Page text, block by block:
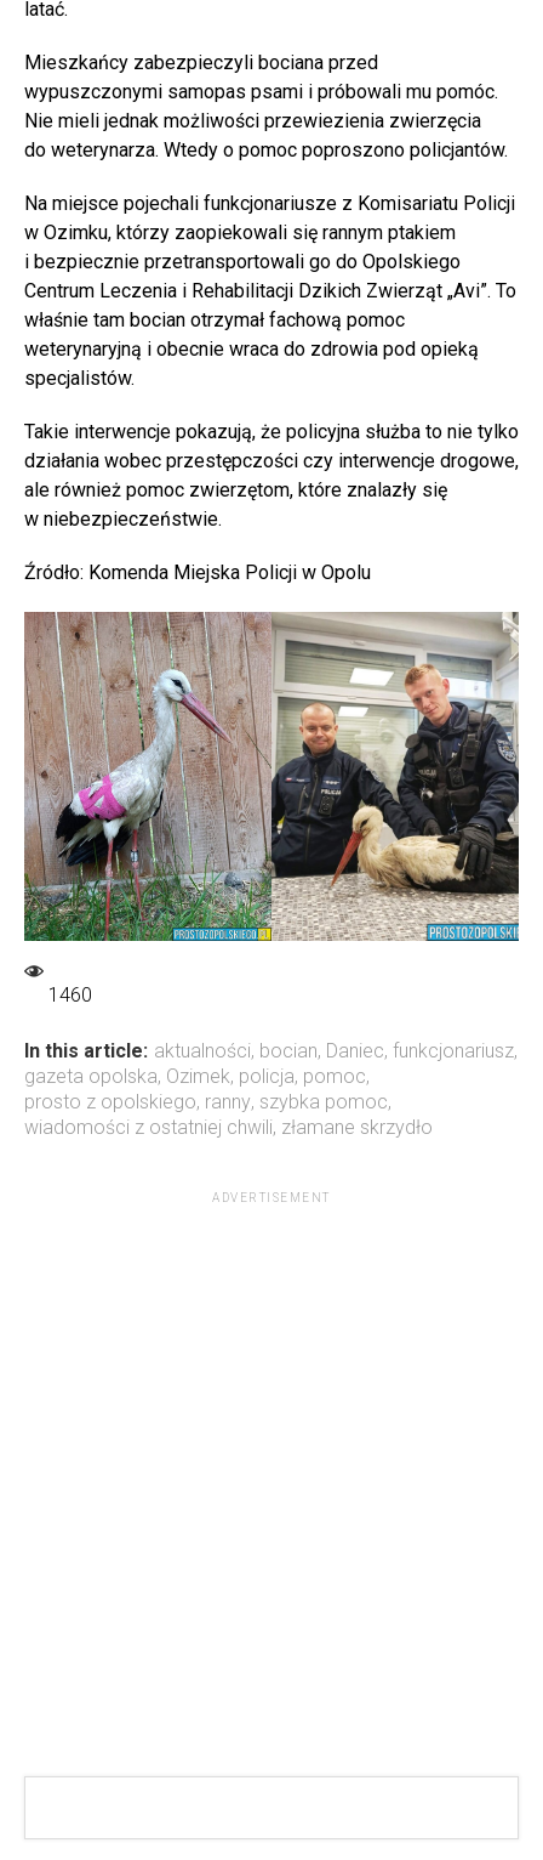
latać.
Mieszkańcy zabezpieczyli bociana przed
wypuszczonymi samopas psami i próbowali mu pomóc.
Nie mieli jednak możliwości przewiezienia zwierzęcia
do weterynarza. Wtedy o pomoc poproszono policjantów.
Na miejsce pojechali funkcjonariusze z Komisariatu Policji
w Ozimku, którzy zaopiekowali się rannym ptakiem
i bezpiecznie przetransportowali go do Opolskiego
Centrum Leczenia i Rehabilitacji Dzikich Zwierząt „Avi”. To
właśnie tam bocian otrzymał fachową pomoc
weterynaryjną i obecnie wraca do zdrowia pod opieką
specjalistów.
Takie interwencje pokazują, że policyjna służba to nie tylko
działania wobec przestępczości czy interwencje drogowe,
ale również pomoc zwierzętom, które znalazły się
w niebezpieczeństwie.
Źródło: Komenda Miejska Policji w Opolu
1460
In this article: aktualności, bocian, Daniec, funkcjonariusz,
gazeta opolska, Ozimek, policja, pomoc,
prosto z opolskiego, ranny, szybka pomoc,
wiadomości z ostatniej chwili, złamane skrzydło
ADVERTISEMENT